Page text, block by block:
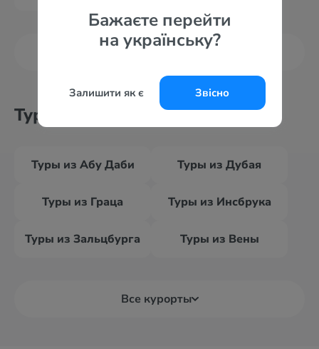
Бажаєте перейти
на українську?
Залишити як є Звісно
Показать больше
Туры из других городов
Туры из Абу Даби Туры из Дубая
Туры из Граца Туры из Инсбрука
Туры из Зальцбурга Туры из Вены
Все курорты